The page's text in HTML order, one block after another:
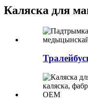
Каляска для